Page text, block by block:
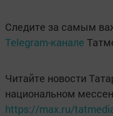
Следите за самым
Telegram-канале
Читайте новости
национальном
https://max.ru/